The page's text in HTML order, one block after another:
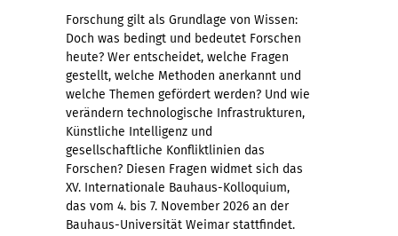
Forschung gilt als Grundlage von Wissen:
Doch was bedingt und bedeutet Forschen
heute? Wer entscheidet, welche Fragen
gestellt, welche Methoden anerkannt und
welche Themen gefördert werden? Und wie
verändern technologische Infrastrukturen,
Künstliche Intelligenz und
gesellschaftliche Konfliktlinien das
Forschen? Diesen Fragen widmet sich das
XV. Internationale Bauhaus-Kolloquium,
das vom 4. bis 7. November 2026 an der
Bauhaus-Universität Weimar stattfindet.